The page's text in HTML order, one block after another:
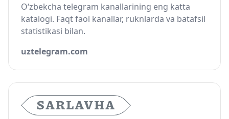
O‘zbekcha telegram kanallarining eng katta
katalogi. Faqt faol kanallar, ruknlarda va batafsil
statistikasi bilan.
uztelegram.com